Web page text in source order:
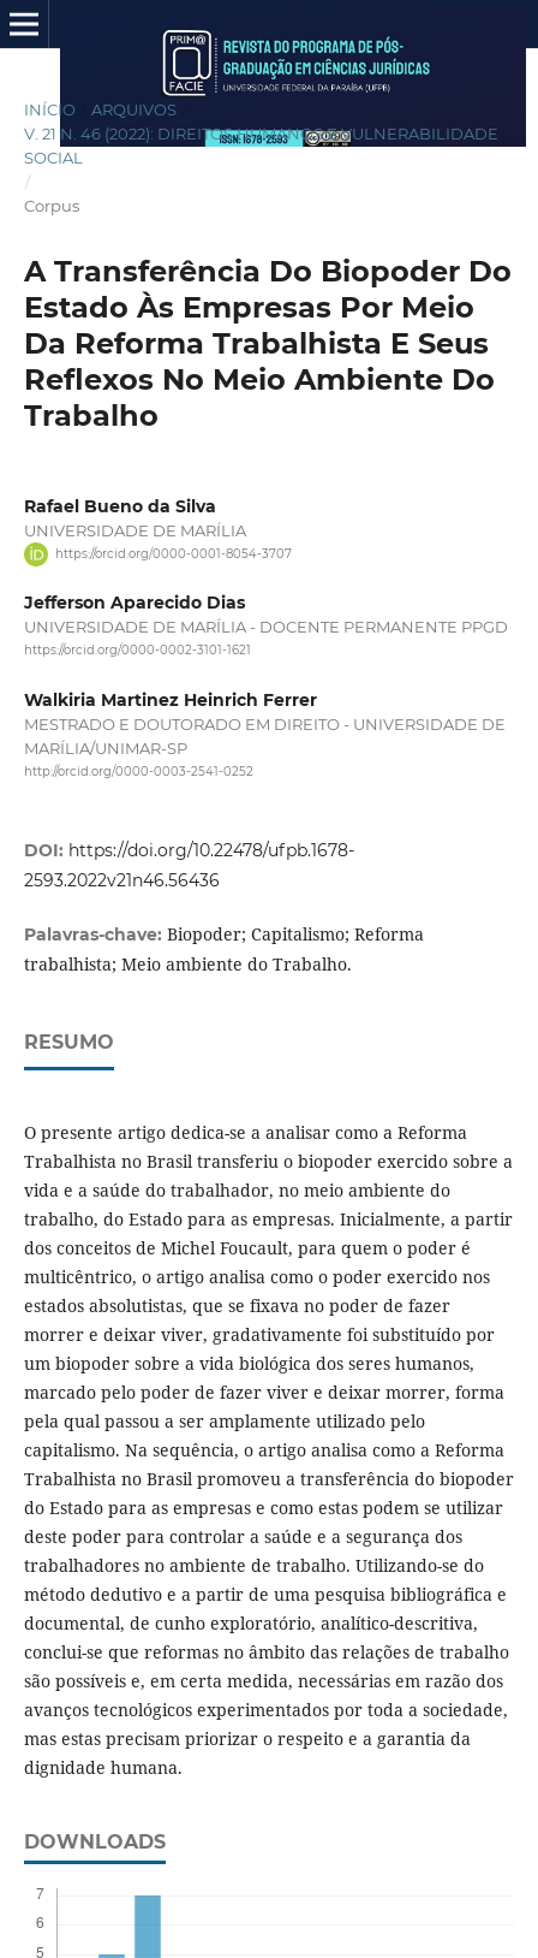
INÍCIO ARQUIVOS
V. 21 N. 46 (2022): DIREITOS HUMANOS E VULNERABILIDADE
SOCIAL
/
Corpus
A Transferência Do Biopoder Do
Estado Às Empresas Por Meio
Da Reforma Trabalhista E Seus
Reflexos No Meio Ambiente Do
Trabalho
Rafael Bueno da Silva
UNIVERSIDADE DE MARÍLIA
https://orcid.org/0000-0001-8054-3707
Jefferson Aparecido Dias
UNIVERSIDADE DE MARÍLIA - DOCENTE PERMANENTE PPGD
https://orcid.org/0000-0002-3101-1621
Walkiria Martinez Heinrich Ferrer
MESTRADO E DOUTORADO EM DIREITO - UNIVERSIDADE DE
MARÍLIA/UNIMAR-SP
http://orcid.org/0000-0003-2541-0252
DOI: https://doi.org/10.22478/ufpb.1678-
2593.2022v21n46.56436
Palavras-chave: Biopoder; Capitalismo; Reforma
trabalhista; Meio ambiente do Trabalho.
RESUMO
O presente artigo dedica-se a analisar como a Reforma
Trabalhista no Brasil transferiu o biopoder exercido sobre a
vida e a saúde do trabalhador, no meio ambiente do
trabalho, do Estado para as empresas. Inicialmente, a partir
dos conceitos de Michel Foucault, para quem o poder é
multicêntrico, o artigo analisa como o poder exercido nos
estados absolutistas, que se fixava no poder de fazer
morrer e deixar viver, gradativamente foi substituído por
um biopoder sobre a vida biológica dos seres humanos,
marcado pelo poder de fazer viver e deixar morrer, forma
pela qual passou a ser amplamente utilizado pelo
capitalismo. Na sequência, o artigo analisa como a Reforma
Trabalhista no Brasil promoveu a transferência do biopoder
do Estado para as empresas e como estas podem se utilizar
deste poder para controlar a saúde e a segurança dos
trabalhadores no ambiente de trabalho. Utilizando-se do
método dedutivo e a partir de uma pesquisa bibliográfica e
documental, de cunho exploratório, analítico-descritiva,
conclui-se que reformas no âmbito das relações de trabalho
são possíveis e, em certa medida, necessárias em razão dos
avanços tecnológicos experimentados por toda a sociedade,
mas estas precisam priorizar o respeito e a garantia da
dignidade humana.
DOWNLOADS